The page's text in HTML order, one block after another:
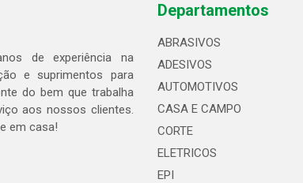
de experiência na
e suprimentos para
do bem que trabalha
aos nossos clientes.
em casa!
Departamentos
ABRASIVOS
ADESIVOS
AUTOMOTIVOS
CASA E CAMPO
CORTE
ELETRICOS
EPI